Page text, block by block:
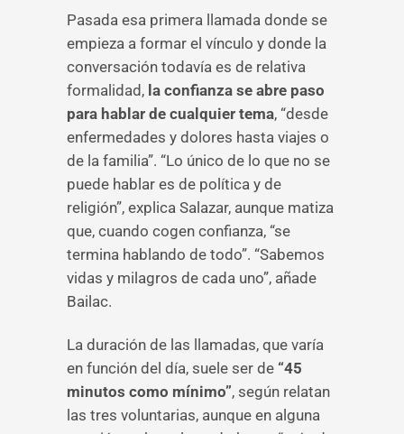
Pasada esa primera llamada donde se
empieza a formar el vínculo y donde la
conversación todavía es de relativa
formalidad, la confianza se abre paso
para hablar de cualquier tema, “desde
enfermedades y dolores hasta viajes o
de la familia”. “Lo único de lo que no se
puede hablar es de política y de
religión”, explica Salazar, aunque matiza
que, cuando cogen confianza, “se
termina hablando de todo”. “Sabemos
vidas y milagros de cada uno”, añade
Bailac.
La duración de las llamadas, que varía
en función del día, suele ser de “45
minutos como mínimo”, según relatan
las tres voluntarias, aunque en alguna